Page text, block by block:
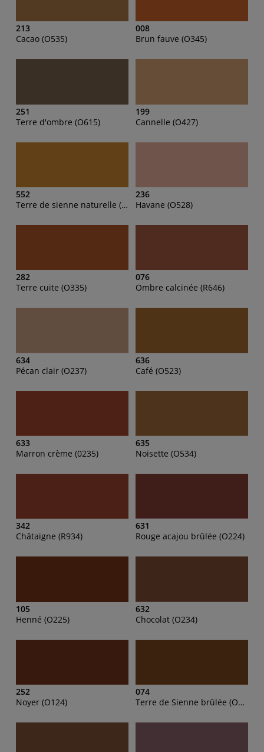
213
Cacao (O535)
008
Brun fauve (O345)
251
Terre d'ombre (O615)
199
Cannelle (O427)
552
Terre de sienne naturelle (O646)
236
Havane (O528)
282
Terre cuite (O335)
076
Ombre calcinée (R646)
634
Pécan clair (O237)
636
Café (O523)
633
Marron crème (0235)
635
Noisette (O534)
342
Châtaigne (R934)
631
Rouge acajou brûlée (O224)
105
Henné (O225)
632
Chocolat (O234)
252
Noyer (O124)
074
Terre de Sienne brûlée (O324)